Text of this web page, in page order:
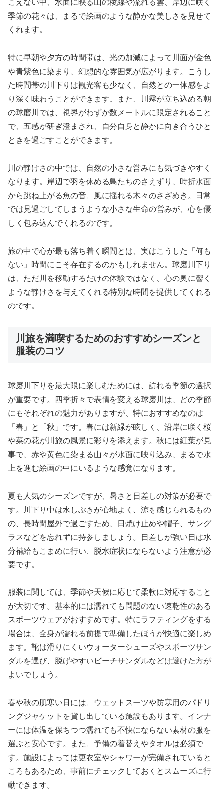
こえない中、水面に映る山の稜線や流れる雲、岸辺に咲く
季節の花々は、まるで絵画のような静かな美しさを見せて
くれます。
特に早朝や夕方の時間帯は、光の加減によって川面が金色
や青紫色に染まり、幻想的な雰囲気が広がります。こうし
た時間帯の川下りは観光客も少なく、自然との一体感をよ
り深く味わうことができます。また、川霧が立ち込める朝
の球磨川では、視界がわずか数メートルに限定されること
で、五感が研ぎ澄まされ、自分自身と静かに向き合うひと
ときを過ごすことができます。
川の静けさの中では、自然の小さな営みにも気づきやすく
なります。岸辺で羽を休める鳥たちのさえずり、時折水面
から跳ね上がる魚の音、風に揺れる木々のさざめき。日常
では見過ごしてしまうような小さな生命の営みが、心を優
しく包み込んでくれるのです。
旅の中で心が最も落ち着く瞬間とは、実はこうした「何も
ない」時間にこそ存在するのかもしれません。球磨川下り
は、ただ川を移動するだけの体験ではなく、心の奥に響く
ような静けさを与えてくれる特別な時間を提供してくれる
のです。
川旅を満喫するためのおすすめシーズンと
服装のコツ
球磨川下りを最大限に楽しむためには、訪れる季節の選択
が重要です。四季折々で表情を変える球磨川は、どの季節
にもそれぞれの魅力がありますが、特におすすめなのは
「春」と「秋」です。春には新緑が眩しく、沿岸に咲く桜
や菜の花が川旅の風景に彩りを添えます。秋には紅葉が見
事で、赤や黄色に染まる山々が水面に映り込み、まるで水
上を進む絵画の中にいるような感覚になります。
夏も人気のシーズンですが、暑さと日差しの対策が必要で
す。川下り中は水しぶきが心地よく、涼を感じられるもの
の、長時間屋外で過ごすため、日焼け止めや帽子、サング
ラスなどを忘れずに持参しましょう。日差しが強い日は水
分補給もこまめに行い、脱水症状にならないよう注意が必
要です。
服装に関しては、季節や天候に応じて柔軟に対応すること
が大切です。基本的には濡れても問題のない速乾性のある
スポーツウェアがおすすめです。特にラフティングをする
場合は、全身が濡れる前提で準備したほうが快適に楽しめ
ます。靴は滑りにくいウォーターシューズやスポーツサン
ダルを選び、脱げやすいビーチサンダルなどは避けた方が
よいでしょう。
春や秋の肌寒い日には、ウェットスーツや防寒用のパドリ
ングジャケットを貸し出している施設もあります。インナ
ーには体温を保ちつつ濡れても不快にならない素材の服を
選ぶと安心です。また、予備の着替えやタオルは必須で
す。施設によっては更衣室やシャワーが完備されていると
ころもあるため、事前にチェックしておくとスムーズに行
動できます。